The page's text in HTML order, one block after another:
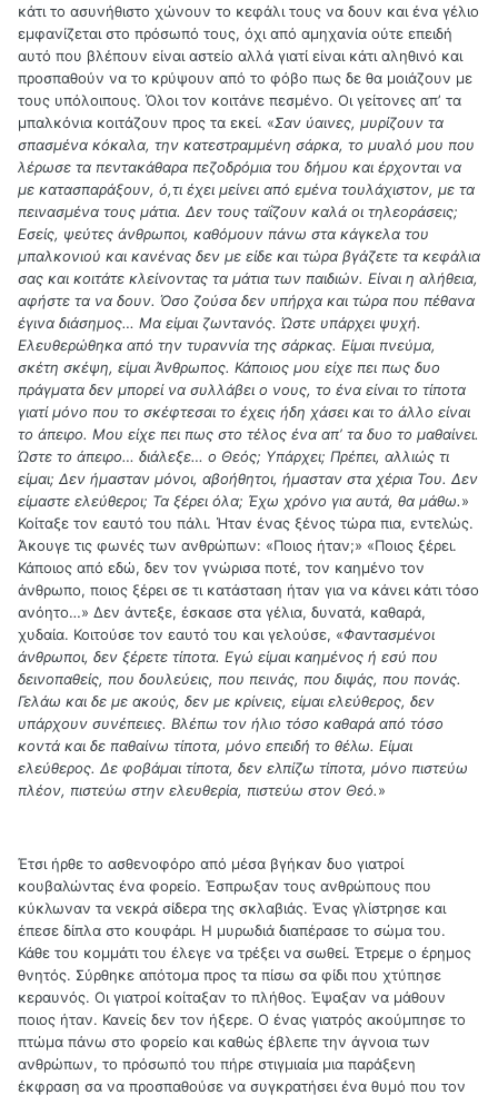
κάτι το ασυνήθιστο χώνουν το κεφάλι τους να δουν και ένα γέλιο
εμφανίζεται στο πρόσωπό τους, όχι από αμηχανία ούτε επειδή
αυτό που βλέπουν είναι αστείο αλλά γιατί είναι κάτι αληθινό και
προσπαθούν να το κρύψουν από το φόβο πως δε θα μοιάζουν με
τους υπόλοιπους. Όλοι τον κοιτάνε πεσμένο. Οι γείτονες απʼ τα
μπαλκόνια κοιτάζουν προς τα εκεί. «Σαν ύαινες, μυρίζουν τα
σπασμένα κόκαλα, την κατεστραμμένη σάρκα, το μυαλό μου που
λέρωσε τα πεντακάθαρα πεζοδρόμια του δήμου και έρχονται να
με κατασπαράξουν, ό,τι έχει μείνει από εμένα τουλάχιστον, με τα
πεινασμένα τους μάτια. Δεν τους ταΐζουν καλά οι τηλεοράσεις;
Εσείς, ψεύτες άνθρωποι, καθόμουν πάνω στα κάγκελα του
μπαλκονιού και κανένας δεν με είδε και τώρα βγάζετε τα κεφάλια
σας και κοιτάτε κλείνοντας τα μάτια των παιδιών. Είναι η αλήθεια,
αφήστε τα να δουν. Όσο ζούσα δεν υπήρχα και τώρα που πέθανα
έγινα διάσημος… Μα είμαι ζωντανός. Ώστε υπάρχει ψυχή.
Ελευθερώθηκα από την τυραννία της σάρκας. Είμαι πνεύμα,
σκέτη σκέψη, είμαι Άνθρωπος. Κάποιος μου είχε πει πως δυο
πράγματα δεν μπορεί να συλλάβει ο νους, το ένα είναι το τίποτα
γιατί μόνο που το σκέφτεσαι το έχεις ήδη χάσει και το άλλο είναι
το άπειρο. Μου είχε πει πως στο τέλος ένα απʼ τα δυο το μαθαίνει.
Ώστε το άπειρο… διάλεξε… ο Θεός; Υπάρχει; Πρέπει, αλλιώς τι
είμαι; Δεν ήμασταν μόνοι, αβοήθητοι, ήμασταν στα χέρια Του. Δεν
είμαστε ελεύθεροι; Τα ξέρει όλα; Έχω χρόνο για αυτά, θα μάθω.»
Κοίταξε τον εαυτό του πάλι. Ήταν ένας ξένος τώρα πια, εντελώς.
Άκουγε τις φωνές των ανθρώπων: «Ποιος ήταν;» «Ποιος ξέρει.
Κάποιος από εδώ, δεν τον γνώρισα ποτέ, τον καημένο τον
άνθρωπο, ποιος ξέρει σε τι κατάσταση ήταν για να κάνει κάτι τόσο
ανόητο…» Δεν άντεξε, έσκασε στα γέλια, δυνατά, καθαρά,
χυδαία. Κοιτούσε τον εαυτό του και γελούσε, «Φαντασμένοι
άνθρωποι, δεν ξέρετε τίποτα. Εγώ είμαι καημένος ή εσύ που
δεινοπαθείς, που δουλεύεις, που πεινάς, που διψάς, που πονάς.
Γελάω και δε με ακούς, δεν με κρίνεις, είμαι ελεύθερος, δεν
υπάρχουν συνέπειες. Βλέπω τον ήλιο τόσο καθαρά από τόσο
κοντά και δε παθαίνω τίποτα, μόνο επειδή το θέλω. Είμαι
ελεύθερος. Δε φοβάμαι τίποτα, δεν ελπίζω τίποτα, μόνο πιστεύω
πλέον, πιστεύω στην ελευθερία, πιστεύω στον Θεό.»
Έτσι ήρθε το ασθενοφόρο από μέσα βγήκαν δυο γιατροί
κουβαλώντας ένα φορείο. Έσπρωξαν τους ανθρώπους που
κύκλωναν τα νεκρά σίδερα της σκλαβιάς. Ένας γλίστρησε και
έπεσε δίπλα στο κουφάρι. Η μυρωδιά διαπέρασε το σώμα του.
Κάθε του κομμάτι του έλεγε να τρέξει να σωθεί. Έτρεμε ο έρημος
θνητός. Σύρθηκε απότομα προς τα πίσω σα φίδι που χτύπησε
κεραυνός. Οι γιατροί κοίταξαν το πλήθος. Έψαξαν να μάθουν
ποιος ήταν. Κανείς δεν τον ήξερε. Ο ένας γιατρός ακούμπησε το
πτώμα πάνω στο φορείο και καθώς έβλεπε την άγνοια των
ανθρώπων, το πρόσωπό του πήρε στιγμιαία μια παράξενη
έκφραση σα να προσπαθούσε να συγκρατήσει ένα θυμό που τον